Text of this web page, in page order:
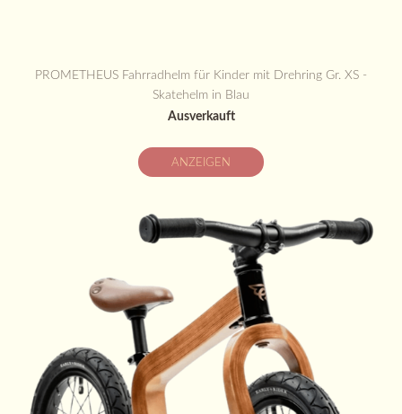
PROMETHEUS Fahrradhelm für Kinder mit Drehring Gr. XS -
Skatehelm in Blau
Ausverkauft
ANZEIGEN